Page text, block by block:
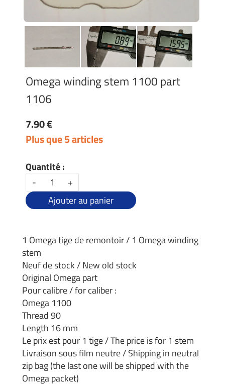
Omega winding stem 1100 part
1106
7.90 €
Plus que 5 articles
Quantité :
-
+
Ajouter au panier
1 Omega tige de remontoir / 1 Omega winding
stem
Neuf de stock / New old stock
Original Omega part
Pour calibre / for caliber :
Omega 1100
Thread 90
Length 16 mm
Le prix est pour 1 tige / The price is for 1 stem
Livraison sous film neutre / Shipping in neutral
zip bag (the last one will be shipped with the
Omega packet)